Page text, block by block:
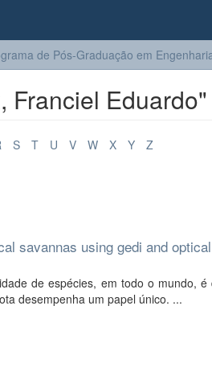
de Pós-Graduação em
Franciel Eduardo"
S T U V W X Y Z
savannas using gedi and
de espécies, em todo o mundo,
desempenha um papel único. ...